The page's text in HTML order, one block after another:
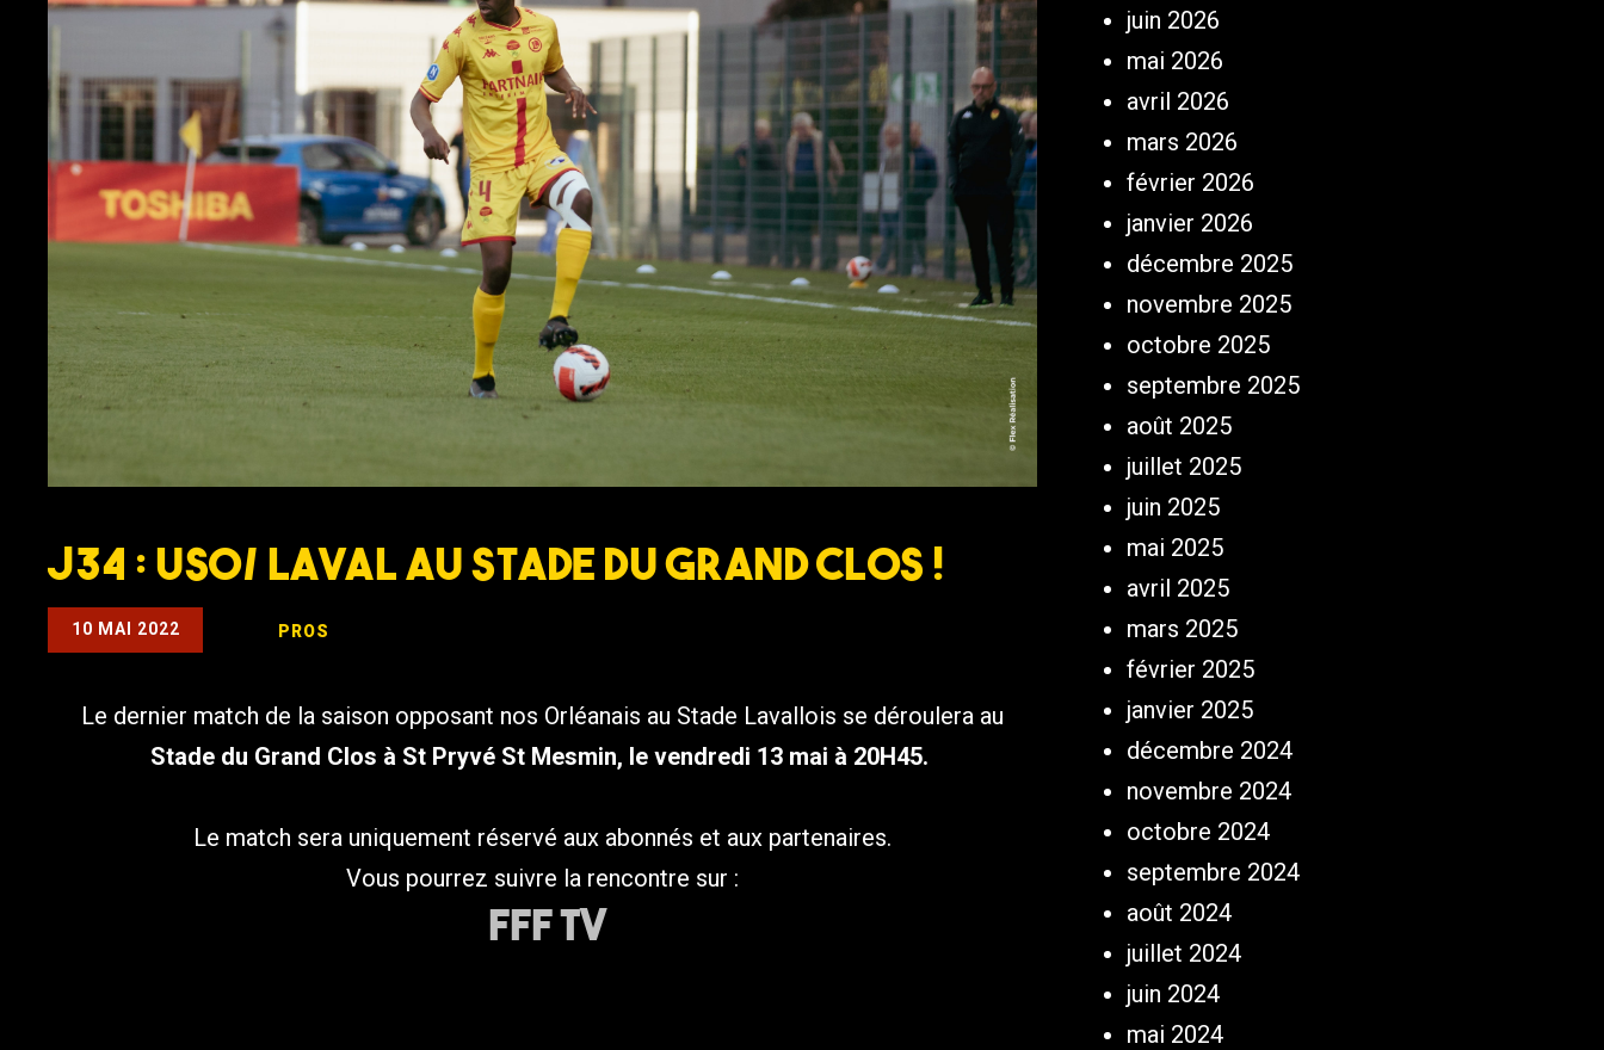
J34 : USO/ LAVAL au Stade du Grand Clos !
10 MAI 2022 PROS
Le dernier match de la saison opposant nos Orléanais au Stade Lavallois se déroulera au
Stade du Grand Clos à St Pryvé St Mesmin, le vendredi 13 mai à 20H45.
Le match sera uniquement réservé aux abonnés et aux partenaires.
Vous pourrez suivre la rencontre sur :
FFF TV
juin 2026
mai 2026
avril 2026
mars 2026
février 2026
janvier 2026
décembre 2025
novembre 2025
octobre 2025
septembre 2025
août 2025
juillet 2025
juin 2025
mai 2025
avril 2025
mars 2025
février 2025
janvier 2025
décembre 2024
novembre 2024
octobre 2024
septembre 2024
août 2024
juillet 2024
juin 2024
mai 2024